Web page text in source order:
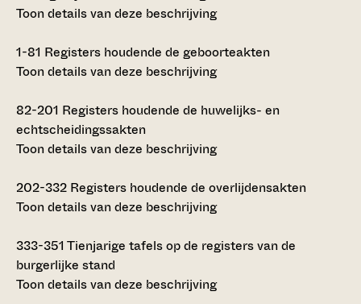
Toon details van deze beschrijving
1-81 Registers houdende de geboorteakten
Toon details van deze beschrijving
82-201 Registers houdende de huwelijks- en
echtscheidingssakten
Toon details van deze beschrijving
202-332 Registers houdende de overlijdensakten
Toon details van deze beschrijving
333-351 Tienjarige tafels op de registers van de
burgerlijke stand
Toon details van deze beschrijving